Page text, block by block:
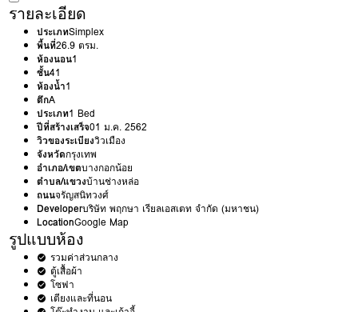
รายละเอียด
ประเภทSimplex
พื้นที่26.9 ตรม.
ห้องนอน1
ชั้น41
ห้องน้ำ1
ตึกA
ประเภท1 Bed
ปีที่สร้างเสร็จ01 ม.ค. 2562
วิวของระเบียงวิวเมือง
จังหวัดกรุงเทพ
อำเภอ/เขตบางกอกน้อย
ตำบล/แขวงบ้านช่างหล่อ
ถนนจรัญสนิทวงศ์
Developerบริษัท พฤกษา เรียลเอสเตท จำกัด (มหาชน)
LocationGoogle Map
รูปแบบห้อง
รวมค่าส่วนกลาง
ตู้เสื้อผ้า
โซฟา
เตียงและที่นอน